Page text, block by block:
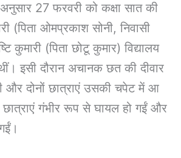
27 फरवरी को कक्षा सात की
(पिता ओमप्रकाश सोनी, निवासी
कुमारी (पिता छोटू कुमार) विद्यालय
इसी दौरान अचानक छत की दीवार
और दोनों छात्राएं उसकी चपेट में आ
छात्राएं गंभीर रूप से घायल हो गईं और